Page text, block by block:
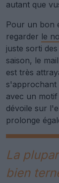
autant que
Pour un bon
regarder le
juste sorti
saison, le
est très
s'approchant
avec un
dévoile sur
prolonge
La
bien